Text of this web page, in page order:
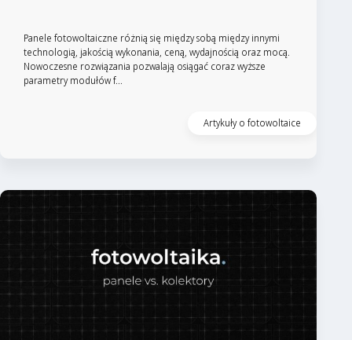
Panele fotowoltaiczne różnią się między sobą między innymi
technologią, jakością wykonania, ceną, wydajnością oraz mocą.
Nowoczesne rozwiązania pozwalają osiągać coraz wyższe
parametry modułów f...
Artykuły o fotowoltaice